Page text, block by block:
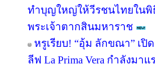
ทำบุญใหญ่ให้วีรชนไทยใน
พระเจ้าตากสินมหาราช
หรูเรียบ! “อุ้ม ลักขณา” เ
ลีฟ La Prima Vera กำลังมาแ